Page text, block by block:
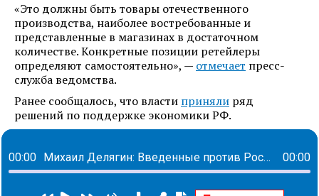
«Это должны быть товары отечественного
производства, наиболее востребованные и
представленные в магазинах в достаточном
количестве. Конкретные позиции ретейлеры
определяют самостоятельно», — отмечает пресс-
служба ведомства.
Ранее сообщалось, что власти приняли ряд
решений по поддержке экономики РФ.
00:00 Михаил Делягин: Введенные против России санкции - эквивалент ядерного удара по нашей стране 00:00